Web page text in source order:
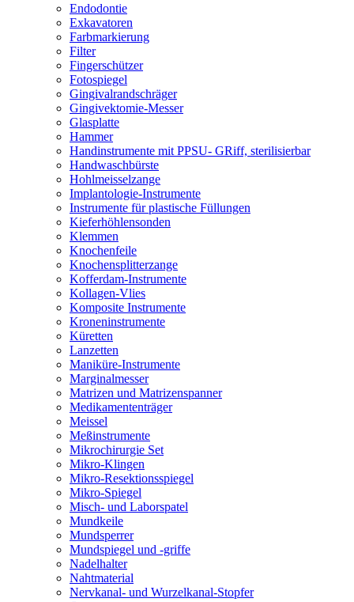
Endodontie
Exkavatoren
Farbmarkierung
Filter
Fingerschützer
Fotospiegel
Gingivalrandschräger
Gingivektomie-Messer
Glasplatte
Hammer
Handinstrumente mit PPSU- GRiff, sterilisierbar
Handwaschbürste
Hohlmeisselzange
Implantologie-Instrumente
Instrumente für plastische Füllungen
Kieferhöhlensonden
Klemmen
Knochenfeile
Knochensplitterzange
Kofferdam-Instrumente
Kollagen-Vlies
Komposite Instrumente
Kroneninstrumente
Küretten
Lanzetten
Maniküre-Instrumente
Marginalmesser
Matrizen und Matrizenspanner
Medikamententräger
Meissel
Meßinstrumente
Mikrochirurgie Set
Mikro-Klingen
Mikro-Resektionsspiegel
Mikro-Spiegel
Misch- und Laborspatel
Mundkeile
Mundsperrer
Mundspiegel und -griffe
Nadelhalter
Nahtmaterial
Nervkanal- und Wurzelkanal-Stopfer